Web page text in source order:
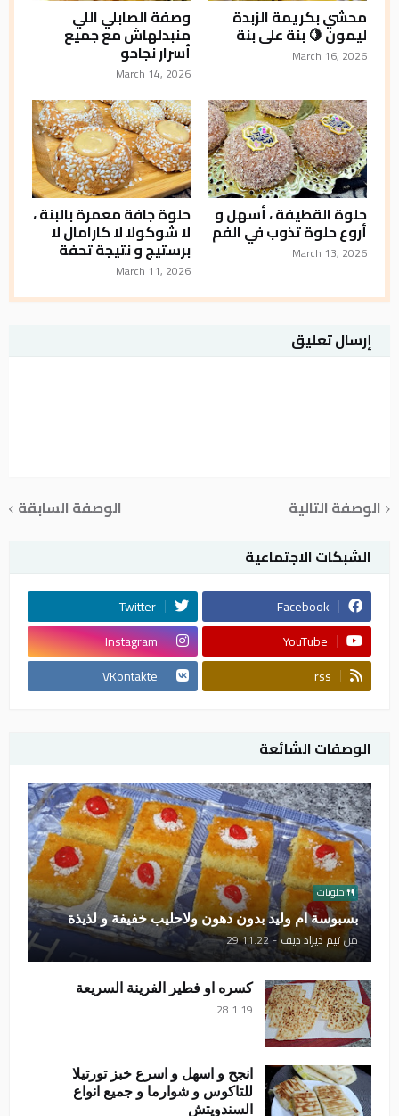
محشي بكريمة الزبدة
ليمون 🍋 بنة على بنة
March 16, 2026
وصفة الصابلي اللي
منبدلهاش مع جميع
أسرار نجاحو
March 14, 2026
حلوة القطيفة ، أسهل و
أروع حلوة تذوب في الفم
March 13, 2026
حلوة جافة معمرة بالبنة ،
لا شوكولا لا كارامال لا
برستيج و نتيجة تحفة
March 11, 2026
إرسال تعليق
الوصفة التالية
الوصفة السابقة
الشبكات الاجتماعية
Facebook
Twitter
YouTube
Instagram
rss
VKontakte
الوصفات الشائعة
حلويات
بسبوسة ام وليد بدون دهون ولاحليب خفيفة و لذيذة
منتيم ديزاد ديف -
29.11.22
كسره او فطير الفرينة السريعة
28.1.19
انجح و اسهل و اسرع خبز تورتيلا
للتاكوس و شوارما و جميع انواع
السندويتش